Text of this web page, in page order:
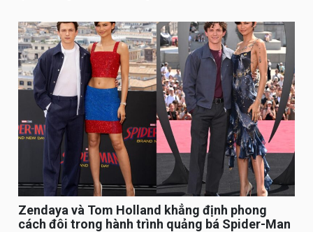
Zendaya và Tom Holland khẳng định phong
cách đôi trong hành trình quảng bá Spider-Man